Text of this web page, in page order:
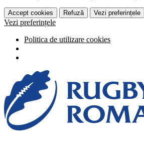
Accept cookies Refuză Vezi preferințele
Vezi preferințele
Politica de utilizare cookies